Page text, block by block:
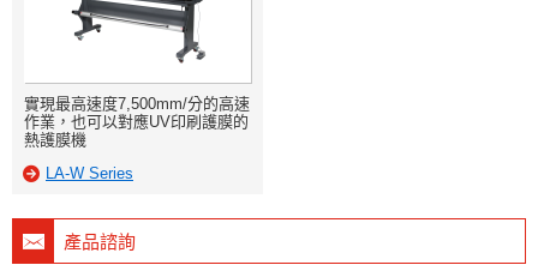
實現最高速度7,500mm/分的高速
作業，也可以對應UV印刷護膜的
熱護膜機
LA-W Series
產品諮詢